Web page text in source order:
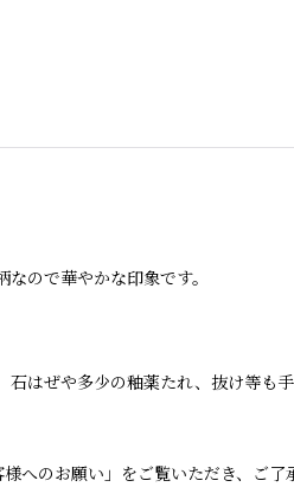
ので華やかな印象です。
はぜや多少の釉薬たれ、抜け等も
へのお願い」をご覧いただき、ご了